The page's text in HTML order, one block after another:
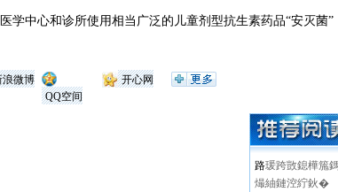
中心和诊所使用相当广泛的儿童剂型抗生素药品“安灭菌”
开心网
QQ空间
浪微博
路瑗跨敳鎴樺箷
熶紬鏈涳紵鈥�